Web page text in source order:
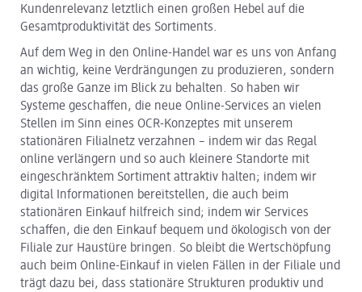
Kundenrelevanz letztlich einen großen Hebel auf die
Gesamtproduktivität des Sortiments.
Auf dem Weg in den Online-Handel war es uns von Anfang
an wichtig, keine Verdrängungen zu produzieren, sondern
das große Ganze im Blick zu behalten. So haben wir
Systeme geschaffen, die neue Online-Services an vielen
Stellen im Sinn eines OCR-Konzeptes mit unserem
stationären Filialnetz verzahnen – indem wir das Regal
online verlängern und so auch kleinere Standorte mit
eingeschränktem Sortiment attraktiv halten; indem wir
digital Informationen bereitstellen, die auch beim
stationären Einkauf hilfreich sind; indem wir Services
schaffen, die den Einkauf bequem und ökologisch von der
Filiale zur Haustüre bringen. So bleibt die Wertschöpfung
auch beim Online-Einkauf in vielen Fällen in der Filiale und
trägt dazu bei, dass stationäre Strukturen produktiv und